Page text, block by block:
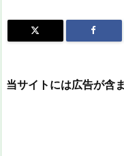
当サイトには広告が含